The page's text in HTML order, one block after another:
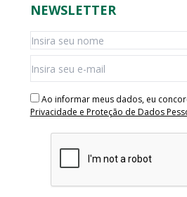
NEWSLETTER
Ao informar meus dados, eu
Privacidade e Proteção de Dados